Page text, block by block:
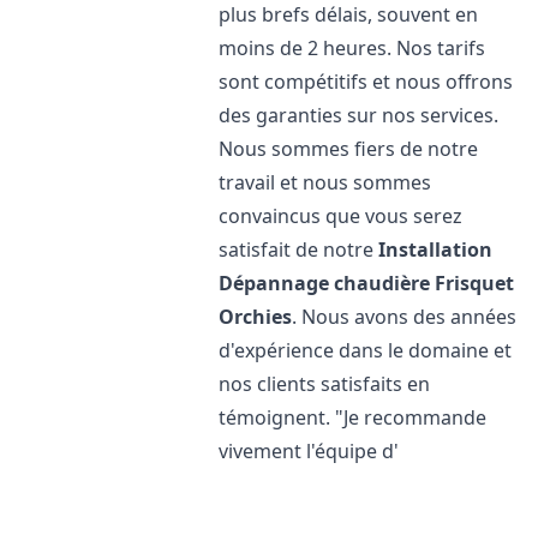
plus brefs délais, souvent en
moins de 2 heures. Nos tarifs
sont compétitifs et nous offrons
des garanties sur nos services.
Nous sommes fiers de notre
travail et nous sommes
convaincus que vous serez
satisfait de notreInstallation
Dépannage chaudière Frisquet
Orchies. Nous avons des années
d'expérience dans le domaine et
nos clients satisfaits en
témoignent. "Je recommande
vivement l'équipe d'